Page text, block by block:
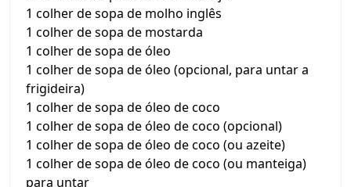
1 colher de sopa de molho inglês
1 colher de sopa de mostarda
1 colher de sopa de óleo
1 colher de sopa de óleo (opcional, para untar a
frigideira)
1 colher de sopa de óleo de coco
1 colher de sopa de óleo de coco (opcional)
1 colher de sopa de óleo de coco (ou azeite)
1 colher de sopa de óleo de coco (ou manteiga)
para untar